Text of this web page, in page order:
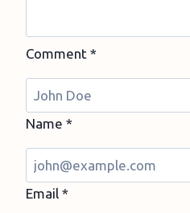
Comment *
Name *
Email *